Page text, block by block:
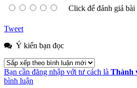
Click để đánh giá bài
Tweet
Ý kiến bạn đọc
Bạn cần đăng nhập với tư cách là Thành
bình luận